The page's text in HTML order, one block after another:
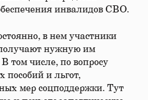
инвалидов СВО.
в нем участники
нужную им
том числе, по вопросу
пособий и льгот,
мер соцподдержки. Тут